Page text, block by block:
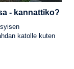
- kannattiko?
katolle kuten